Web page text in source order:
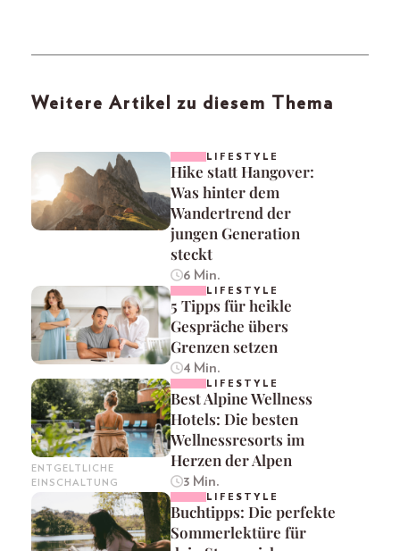
Weitere Artikel zu diesem Thema
LIFESTYLE
Hike statt Hangover:
Was hinter dem
Wandertrend der
jungen Generation
steckt
6 Min.
LIFESTYLE
5 Tipps für heikle
Gespräche übers
Grenzen setzen
4 Min.
ENTGELTLICHE
EINSCHALTUNG
LIFESTYLE
Best Alpine Wellness
Hotels: Die besten
Wellnessresorts im
Herzen der Alpen
3 Min.
LIFESTYLE
Buchtipps: Die perfekte
Sommerlektüre für